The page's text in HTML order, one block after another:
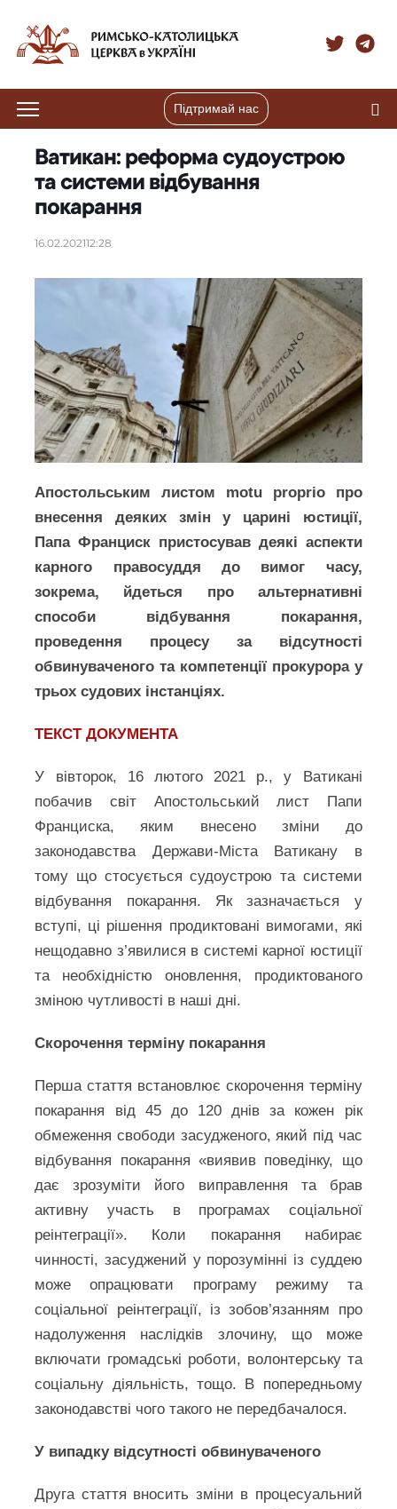
Підтримай нас
Ватикан: реформа судоустрою
та системи відбування
покарання
16.02.202112:28
Апостольським листом motu proprio про
внесення деяких змін у царині юстиції,
Папа Франциск пристосував деякі аспекти
карного правосуддя до вимог часу,
зокрема, йдеться про альтернативні
способи відбування покарання,
проведення процесу за відсутності
обвинуваченого та компетенції прокурора у
трьох судових інстанціях.
ТЕКСТ ДОКУМЕНТА
У вівторок, 16 лютого 2021 р., у Ватикані
побачив світ Апостольський лист Папи
Франциска, яким внесено зміни до
законодавства Держави-Міста Ватикану в
тому що стосується судоустрою та системи
відбування покарання. Як зазначається у
вступі, ці рішення продиктовані вимогами, які
нещодавно з’явилися в системі карної юстиції
та необхідністю оновлення, продиктованого
зміною чутливості в наші дні.
Скорочення терміну покарання
Перша стаття встановлює скорочення терміну
покарання від 45 до 120 днів за кожен рік
обмеження свободи засудженого, який під час
відбування покарання «виявив поведінку, що
дає зрозуміти його виправлення та брав
активну участь в програмах соціальної
реінтеграції». Коли покарання набирає
чинності, засуджений у порозумінні із суддею
може опрацювати програму режиму та
соціальної реінтеграції, із зобов’язанням про
надолуження наслідків злочину, що може
включати громадські роботи, волонтерську та
соціальну діяльність, тощо. В попередньому
законодавстві чого такого не передбачалося.
У випадку відсутності обвинуваченого
Друга стаття вносить зміни в процесуальний